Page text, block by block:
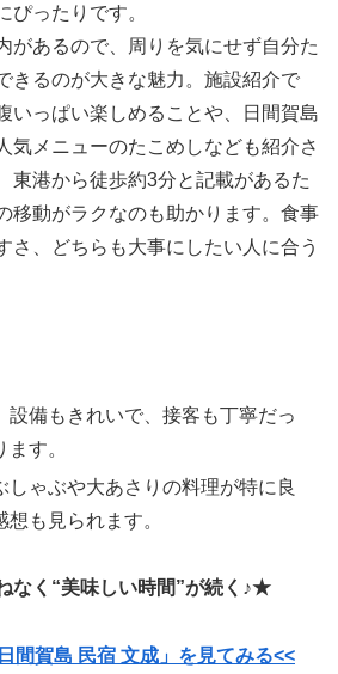
ぴったりです。
があるので、周りを気にせず自分た
きるのが大きな魅力。施設紹介で
いっぱい楽しめることや、日間賀島
気メニューのたこめしなども紹介さ
東港から徒歩約3分と記載があるた
移動がラクなのも助かります。食事
さ、どちらも大事にしたい人に合う
設備もきれいで、接客も丁寧だっ
す。
しゃぶや大あさりの料理が特に良
も見られます。
なく“美味しい時間”が続く♪★
間賀島 民宿 文成」を見てみる<<